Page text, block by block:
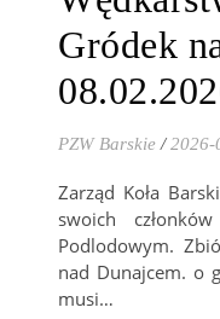
Gródek
PZW Barskie / 2026-
Zarząd Koła
swoich
Podlodowym.
nad Dunajcem. o
musi…